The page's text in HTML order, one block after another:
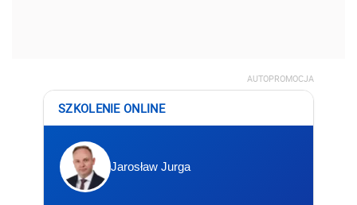
AUTOPROMOCJA
SZKOLENIE ONLINE
Jarosław Jurga